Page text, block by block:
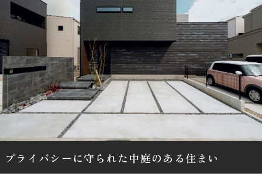
プライバシーに守られた中庭のある住まい